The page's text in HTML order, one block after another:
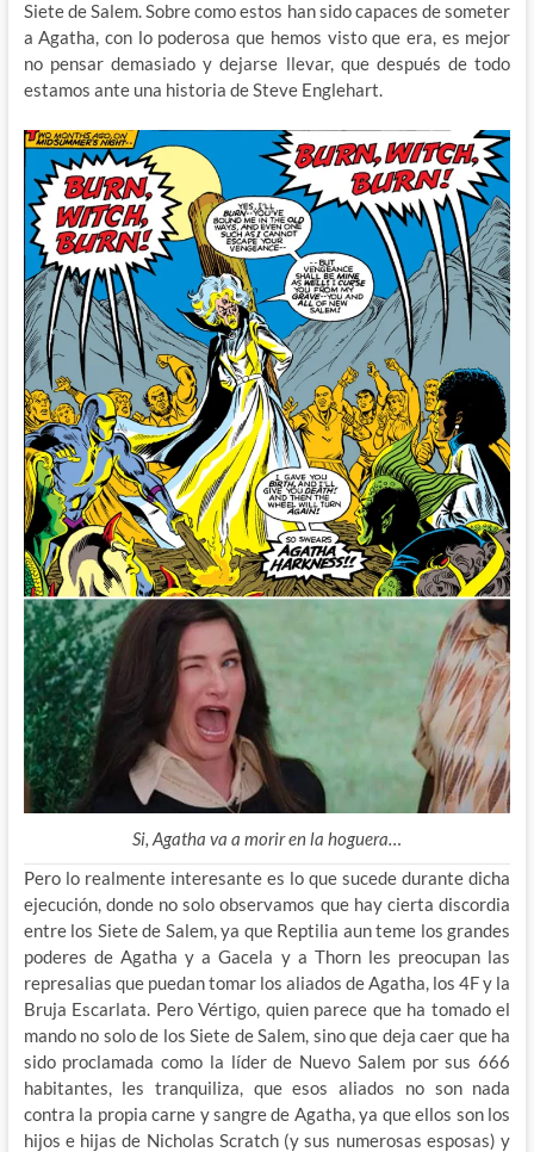
Siete de Salem. Sobre como estos han sido capaces de someter
a Agatha, con lo poderosa que hemos visto que era, es mejor
no pensar demasiado y dejarse llevar, que después de todo
estamos ante una historia de Steve Englehart.
Si, Agatha va a morir en la hoguera…
Pero lo realmente interesante es lo que sucede durante dicha
ejecución, donde no solo observamos que hay cierta discordia
entre los Siete de Salem, ya que Reptilia aun teme los grandes
poderes de Agatha y a Gacela y a Thorn les preocupan las
represalias que puedan tomar los aliados de Agatha, los 4F y la
Bruja Escarlata. Pero Vértigo, quien parece que ha tomado el
mando no solo de los Siete de Salem, sino que deja caer que ha
sido proclamada como la líder de Nuevo Salem por sus 666
habitantes, les tranquiliza, que esos aliados no son nada
contra la propia carne y sangre de Agatha, ya que ellos son los
hijos e hijas de Nicholas Scratch (y sus numerosas esposas) y